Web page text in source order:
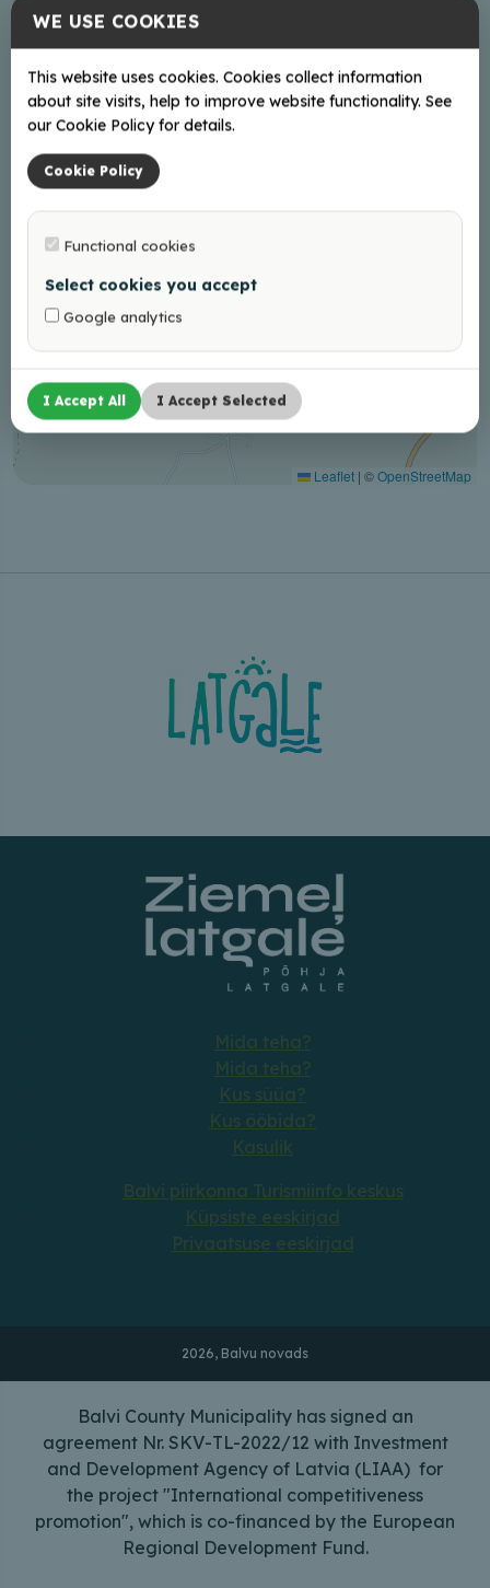
+
−
Leaflet | ©OpenStreetMap
Mida teha?
Mida teha?
Kus ööbida?
Kasulik
Balvi piirkonna Turismiinfo keskus
Küpsiste eeskirjad
Privaatsuse eeskirjad
2026, Balvu novads
Balvi County Municipality has signed an
agreement Nr. SKV-TL-2022/12 with Investment
and Development Agency of Latvia (LIAA) for
the project "International competitiveness
promotion", which is co-financed by the European
Regional Development Fund.
WE USE COOKIES
This website uses cookies. Cookies collect information
about site visits, help to improve website functionality. See
our Cookie Policy for details.
Cookie Policy
Functional cookies
Select cookies you accept
Google analytics
I Accept All I Accept Selected